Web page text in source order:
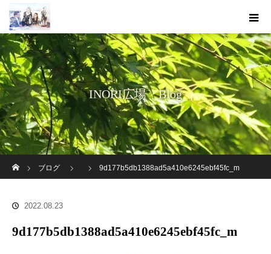
INORI広場 Blog
ブログ
9d177b5db1388ad5a410e6245ebf45fc_m
2022.08.23
9d177b5db1388ad5a410e6245ebf45fc_m